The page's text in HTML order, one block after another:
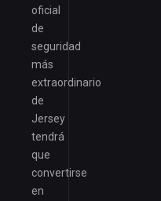
oficial
de
seguridad
más
extraordinario
de
Jersey
tendrá
que
convertirse
en